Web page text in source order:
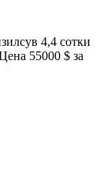
4,4 сотки
55000 $ за